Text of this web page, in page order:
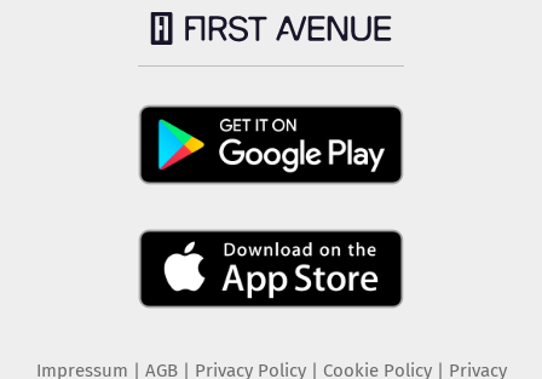
Impressum AGB Privacy Policy| Cookie Policy| Privacy